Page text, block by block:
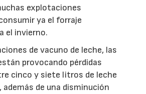
explotaciones
ya el forraje
el invierno.
de vacuno de leche, las
provocando pérdidas
cinco y siete litros de leche
además de una disminución